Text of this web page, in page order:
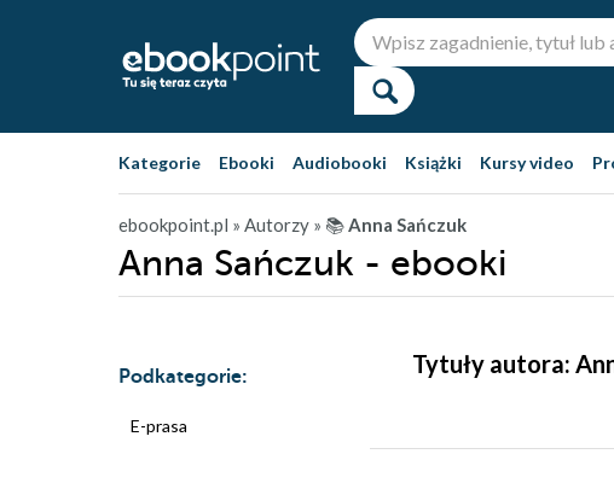
Kategorie Ebooki Audiobooki Książki Kursy video
ebookpoint.pl » Autorzy » 📚Anna Sańczuk
Anna Sańczuk - ebooki
Podkategorie:
E-prasa
Tytuły autora: